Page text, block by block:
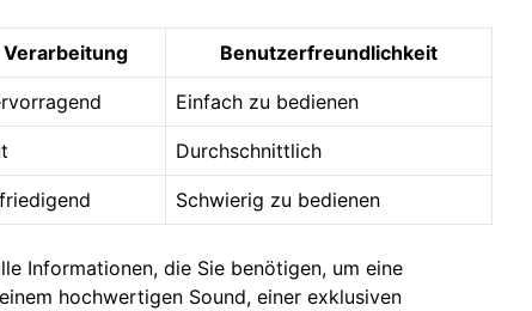
Verarbeitung Benutzerfreundlichkeit
Einfach zu bedienen
Durchschnittlich
Schwierig zu bedienen
Informationen, die Sie benötigen, um eine
hochwertigen Sound, einer exklusiven